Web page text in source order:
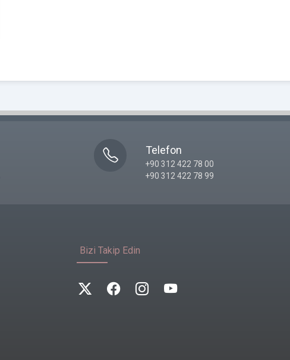
Telefon
+90 312 422 78 00
+90 312 422 78 99
Bizi Takip Edin